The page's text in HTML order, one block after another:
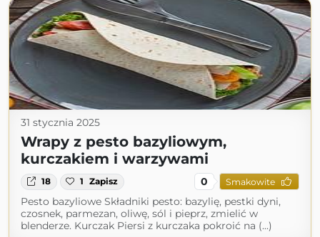
31 stycznia 2025
Wrapy z pesto bazyliowym,
kurczakiem i warzywami
18 1 Zapisz 0 Smakowite
Pesto bazyliowe Składniki pesto: bazylię, pestki dyni,
czosnek, parmezan, oliwę, sól i pieprz, zmielić w
blenderze. Kurczak Piersi z kurczaka pokroić na (...)